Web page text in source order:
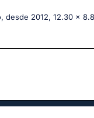
desde 2012, 12.30 x